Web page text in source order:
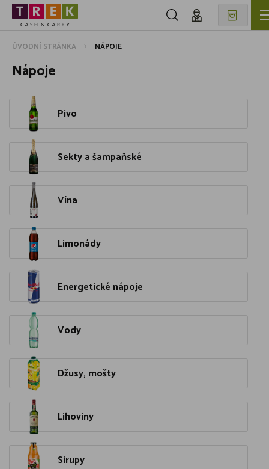
ÚVODNÍ STRÁNKA NÁPOJE
Nápoje
Pivo
Sekty a šampaňské
Vína
Limonády
Energetické nápoje
Vody
Džusy, mošty
Lihoviny
Sirupy